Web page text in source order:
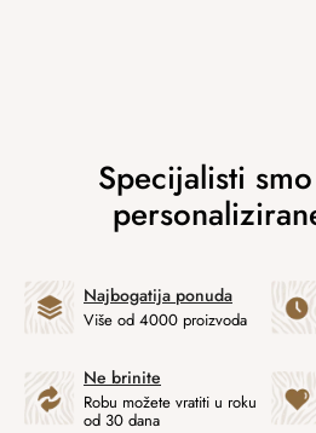
Najbogatija ponuda
Više od 4000 proizvoda
Ne brinite
Robu možete vratiti u roku
od 30 dana